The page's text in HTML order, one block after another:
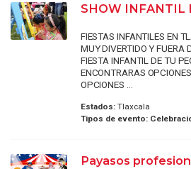
SHOW INFANTIL
FIESTAS INFANTILES EN
MUY DIVERTIDO Y FUERA
FIESTA INFANTIL DE TU
ENCONTRARAS
OPCIONES ...
Estados:Tlaxcala
Tipos de evento:
Payasos